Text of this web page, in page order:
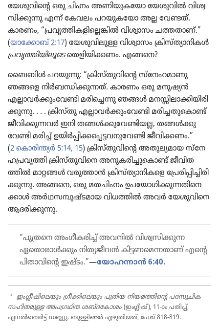
യേശു​വി​ന്റെ ഒരു ചിഹ്നം അണിയു​ക​യോ യേശു​വിൽ വിശ്വ​
സി​ക്കു​ന്നു എന്ന്‌ കേവലം പറയു​ക​യോ അല്ല വേണ്ടത്‌.
കാരണം, “പ്രവൃ​ത്തി​ക​ളി​ല്ലെ​ങ്കിൽ വിശ്വാ​സം ചത്തതാണ്‌.”
(യാക്കോബ്‌ 2:17) യേശു​വി​ലുള്ള വിശ്വാ​സം ക്രിസ്‌ത്യാ​നി​കൾ
പ്രവൃ​ത്തി​യി​ലൂ​ടെതെളി​യി​ക്കണം. എങ്ങനെ?
ബൈബിൾ പറയുന്നു: “ക്രിസ്‌തു​വി​ന്റെ സ്‌നേ​ഹ​മാ​ണു
ഞങ്ങളെ നിർബ​ന്ധി​ക്കു​ന്നത്‌. കാരണം ഒരു മനുഷ്യൻ
എല്ലാവർക്കും​വേണ്ടി മരി​ച്ചെന്നു ഞങ്ങൾ മനസ്സി​ലാ​ക്കി​യി​രി​
ക്കു​ന്നു. . . . ക്രിസ്‌തു എല്ലാവർക്കും​വേണ്ടി മരിച്ച​തു​കൊണ്ട്‌
ജീവി​ക്കു​ന്നവർ ഇനി തങ്ങൾക്കു​വേ​ണ്ടി​യല്ല, തങ്ങൾക്കു​
വേണ്ടി മരിച്ച്‌ ഉയിർപ്പി​ക്ക​പ്പെ​ട്ട​വ​നു​വേണ്ടി ജീവി​ക്കണം.”
(2 കൊരി​ന്ത്യർ 5:14, 15) ക്രിസ്‌തു​വി​ന്റെ അതുല്യ​മായ സ്‌നേ​
ഹ​പ്ര​വൃ​ത്തി ക്രിസ്‌തു​വി​നെ അനുക​രി​ച്ചു​കൊണ്ട്‌ ജീവി​ത​
ത്തിൽ മാറ്റങ്ങൾ വരുത്താൻ ക്രിസ്‌ത്യാ​നി​കളെ പ്രേരി​പ്പി​ച്ചി​രി​
ക്കു​ന്നു. അങ്ങനെ, ഒരു മതചിഹ്നം ഉപയോ​ഗി​ക്കു​ന്ന​തി​നെ​
ക്കാൾ അർഥസ​മ്പു​ഷ്ട​മായ വിധത്തിൽ അവർ യേശു​വി​നെ
ആദരി​ക്കു​ന്നു.
“പുത്രനെ അംഗീ​ക​രിച്ച്‌ അവനിൽ വിശ്വ​സി​ക്കുന്ന
ഏതൊ​രാൾക്കും നിത്യ​ജീ​വൻ കിട്ടണ​മെ​ന്ന​താണ്‌ എന്റെ
പിതാ​വി​ന്റെ ഇഷ്ടം.”—യോഹ​ന്നാൻ 6:40.
a ഇംഗ്ലീഷിലെയും ഗ്രീക്കി​ലെ​യും പുതിയ നിയമ​ത്തി​ന്റെ പദസൂ​ചിക
സഹിത​മുള്ള അപഗ്ര​ഥിത ശബ്ദകോ​ശം (ഇംഗ്ലീഷ്‌), 11-ാം പതിപ്പ്‌,
ഏഥൽബെർട്ട്‌ ഡബ്ല്യു. ബുള്ളിങ്ങർ എഴുതി​യത്‌, പേജ്‌ 818-819.